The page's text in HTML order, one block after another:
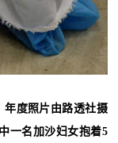
年度照片由路透社摄
一名加沙妇女抱着5